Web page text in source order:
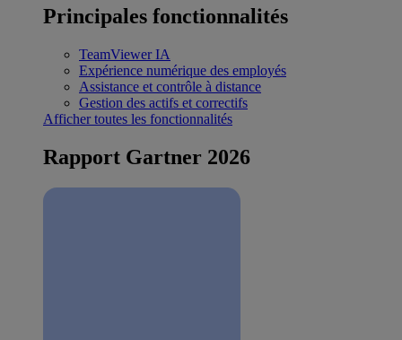
Principales fonctionnalités
TeamViewer IA
Expérience numérique des employés
Assistance et contrôle à distance
Gestion des actifs et correctifs
Afficher toutes les fonctionnalités
Rapport Gartner 2026